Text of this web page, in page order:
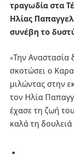
τραγωδία στα
Ηλίας
συνέβη το
«Την Αναστασία
σκοτώσει ο
μιλώντας στην
τον Ηλία
έχασε τη ζωή
καλά τη δουλειά